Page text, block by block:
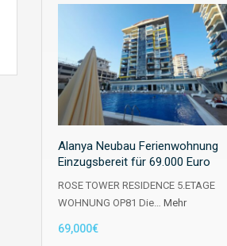
Alanya Neubau Ferienwohnung
Einzugsbereit für 69.000 Euro
ROSE TOWER RESIDENCE 5.ETAGE
WOHNUNG OP81 Die… Mehr
69,000€